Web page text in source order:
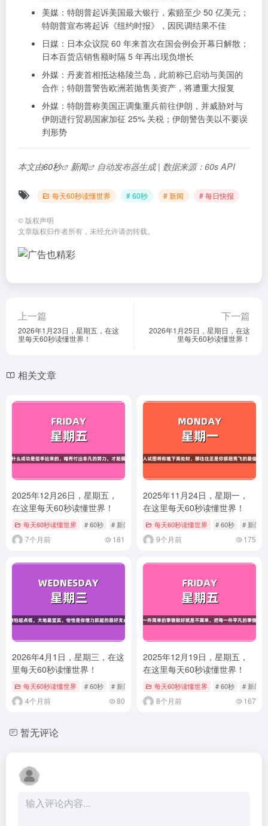
美媒：特朗普起诉美国最大银行，索赔至少 50 亿美元；
特朗普宣布将起诉《纽约时报》，因民调结果不佳
日媒：日本众议院 60 年来首次在国会例会开幕日解散；
日本百货店销售额时隔 5 年再出现负增长
外媒：丹麦首相抵达格陵兰岛，此前称已启动与美国的
合作；特朗普警告欧洲若抛售美资产，将遭重大报复
外媒：特朗普称美国正调集重兵前往伊朗，并威胁对与
伊朗进行贸易国家加征 25% 关税；伊朗警告美以不要误
判形势
本文由60秒 新闻 自动发布器生成 | 数据来源：60s API
每天60秒读懂世界 # 60秒 # 新闻 # 每日快报
© 版权声明
文章版权归作者所有，未经允许请勿转载。
上一篇
2026年1月23日，星期五，在这
里每天60秒读懂世界！
下一篇
2026年1月25日，星期日，在这
里每天60秒读懂世界！
相关文章
2025年12月26日，星期五，
在这里每天60秒读懂世界！
每天60秒读懂世界 # 60秒 # 新闻 # 每日快报
7个月前 181
2025年11月24日，星期一，
在这里每天60秒读懂世界！
每天60秒读懂世界 # 60秒 # 新闻
9个月前 175
2026年4月1日，星期三，在这
里每天60秒读懂世界！
每天60秒读懂世界 # 60秒 # 新闻 # 每日快报
4个月前 80
2025年12月19日，星期五，
在这里每天60秒读懂世界！
每天60秒读懂世界 # 60秒 # 新闻
8个月前 167
暂无评论